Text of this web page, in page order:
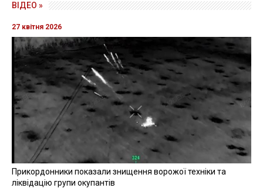
ВІДЕО »
27 квітня 2026
Прикордонники показали знищення ворожої техніки та
ліквідацію групи окупантів